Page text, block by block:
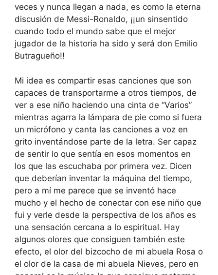
veces y nunca llegan a nada, es como la eterna
discusión de Messi-Ronaldo, ¡¡un sinsentido
cuando todo el mundo sabe que el mejor
jugador de la historia ha sido y será don Emilio
Butragueño!!
Mi idea es compartir esas canciones que son
capaces de transportarme a otros tiempos, de
ver a ese niño haciendo una cinta de “Varios”
mientras agarra la lámpara de pie como si fuera
un micrófono y canta las canciones a voz en
grito inventándose parte de la letra. Ser capaz
de sentir lo que sentía en esos momentos en
los que las escuchaba por primera vez. Dicen
que deberían inventar la máquina del tiempo,
pero a mí me parece que se inventó hace
mucho y el hecho de conectar con ese niño que
fui y verle desde la perspectiva de los años es
una sensación cercana a lo espiritual. Hay
algunos olores que consiguen también este
efecto, el olor del bizcocho de mi abuela Rosa o
el olor de la casa de mi abuela Nieves, pero en